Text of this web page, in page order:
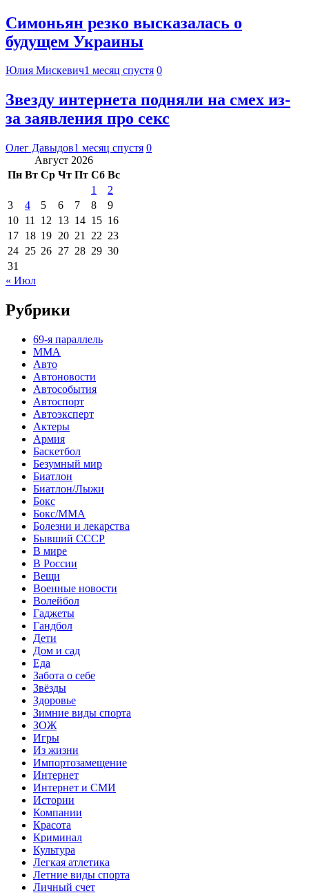
Симоньян резко высказалась о
будущем Украины
Юлия Мискевич1 месяц спустя 0
Звезду интернета подняли на смех из-
за заявления про секс
Олег Давыдов1 месяц спустя 0
Август 2026
Пн Вт Ср Чт Пт Сб Вс
1
2
3
4 5 6 7 8
9
10 11 12 13 14 15 16
17 18 19 20 21 22 23
24 25 26 27 28 29 30
31
« Июл
Рубрики
69-я параллель
MMA
Авто
Автоновости
Автособытия
Автоспорт
Автоэксперт
Актеры
Армия
Баскетбол
Безумный мир
Биатлон
Биатлон/Лыжи
Бокс
Бокс/MMA
Болезни и лекарства
Бывший СССР
В мире
В России
Вещи
Военные новости
Волейбол
Гаджеты
Гандбол
Дети
Дом и сад
Еда
Забота о себе
Звёзды
Здоровье
Зимние виды спорта
ЗОЖ
Игры
Из жизни
Импортозамещение
Интернет
Интернет и СМИ
Истории
Компании
Красота
Криминал
Культура
Легкая атлетика
Летние виды спорта
Личный счет